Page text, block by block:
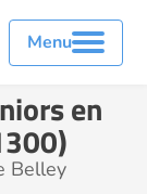
Menu
en
Belley